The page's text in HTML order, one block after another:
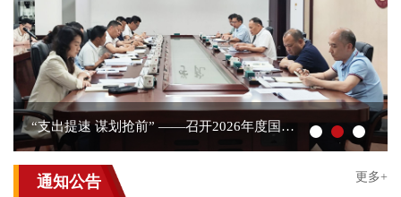
“支出提速 谋划抢前” ——召开2026年度国库资金支出进度推进会暨2027年度省级教育资金项目入库及预算编制工作会议
通知公告 更多+